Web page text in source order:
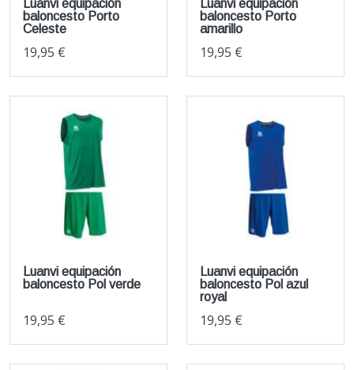
Luanvi equipación
baloncesto Porto
Celeste
19,95 €
Luanvi equipación
baloncesto Porto
amarillo
19,95 €
Luanvi equipación
baloncesto Pol verde
19,95 €
Luanvi equipación
baloncesto Pol azul
royal
19,95 €